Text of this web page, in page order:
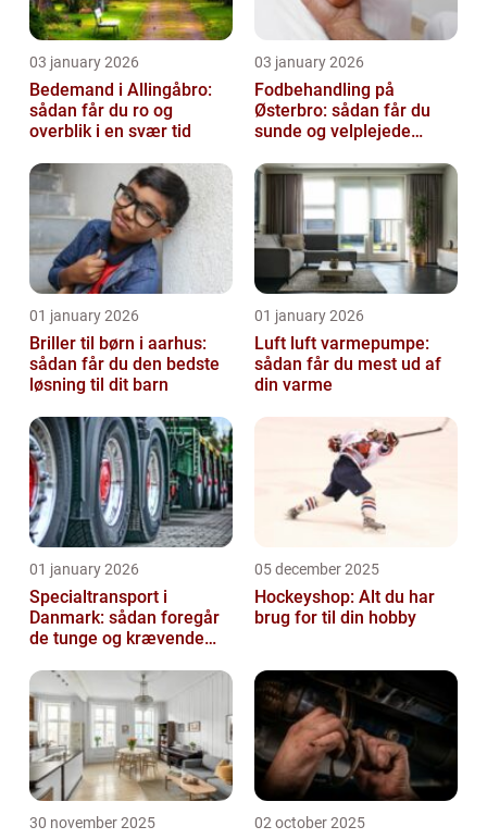
03 january 2026
Bedemand i Allingåbro:
sådan får du ro og
overblik i en svær tid
03 january 2026
Fodbehandling på
Østerbro: sådan får du
sunde og velplejede
01 january 2026
Briller til børn i aarhus:
sådan får du den bedste
løsning til dit barn
01 january 2026
Luft luft varmepumpe:
sådan får du mest ud af
din varme
01 january 2026
Specialtransport i
Danmark: sådan foregår
de tunge og krævende
05 december 2025
Hockeyshop: Alt du har
brug for til din hobby
30 november 2025 02 october 2025